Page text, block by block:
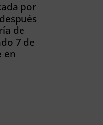
por
de
7 de
en